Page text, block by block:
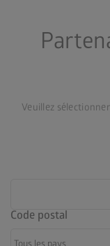
Veuillez
Code postal